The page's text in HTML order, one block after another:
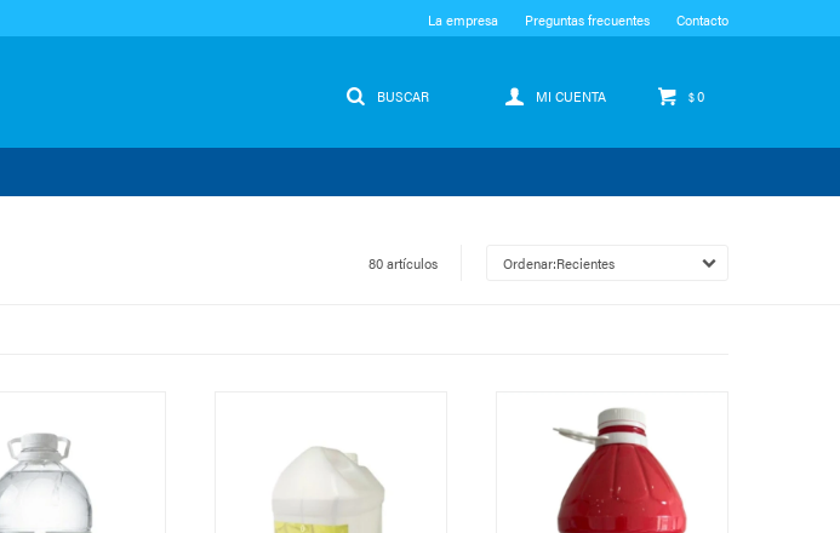
$0
La empresa Preguntas frecuentes Contacto
80 artículos Recientes